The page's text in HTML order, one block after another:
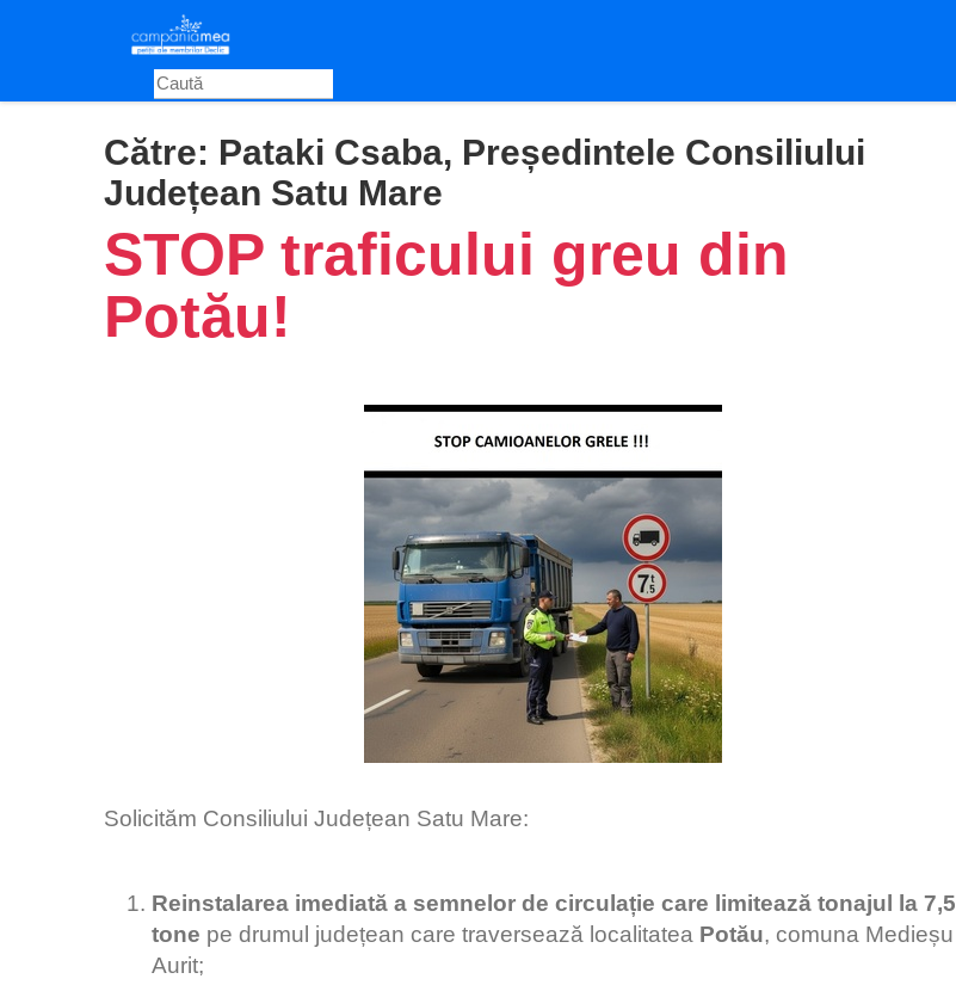
content
Către: Pataki Csaba, Președintele Consiliului
Județean Satu Mare
STOP traficului greu din
Potău!
Solicităm Consiliului Județean Satu Mare:
Reinstalarea imediată a semnelor de circulație care limitează tonajul la 7,5
tone pe drumul județean care traversează localitatea Potău, comuna Medieșu
Aurit;